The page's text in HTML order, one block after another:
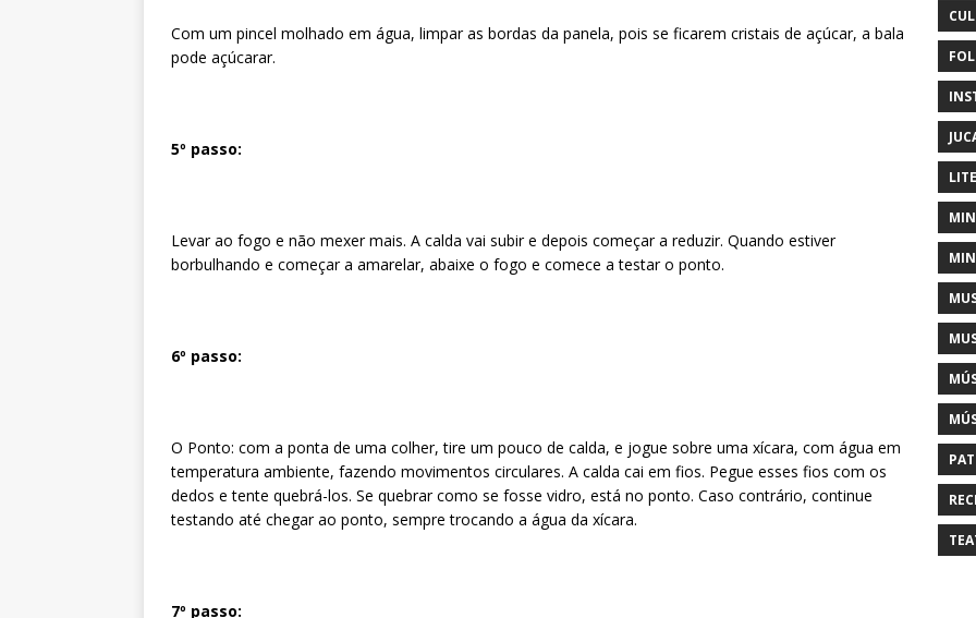
Com um pincel molhado em água, limpar as bordas da panela, pois se ficarem cristais de açúcar, a bala
pode açúcarar.
5º passo:
Levar ao fogo e não mexer mais. A calda vai subir e depois começar a reduzir. Quando estiver
borbulhando e começar a amarelar, abaixe o fogo e comece a testar o ponto.
6º passo:
O Ponto: com a ponta de uma colher, tire um pouco de calda, e jogue sobre uma xícara, com água em
temperatura ambiente, fazendo movimentos circulares. A calda cai em fios. Pegue esses fios com os
dedos e tente quebrá-los. Se quebrar como se fosse vidro, está no ponto. Caso contrário, continue
testando até chegar ao ponto, sempre trocando a água da xícara.
7º passo: